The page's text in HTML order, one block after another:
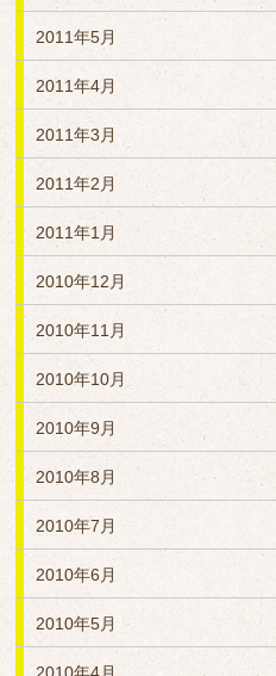
2011年5月
2011年4月
2011年3月
2011年2月
2011年1月
2010年12月
2010年11月
2010年10月
2010年9月
2010年8月
2010年7月
2010年6月
2010年5月